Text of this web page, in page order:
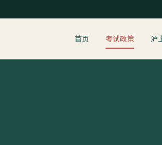
首页 考试政策 沪